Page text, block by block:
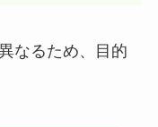
なるため、目的